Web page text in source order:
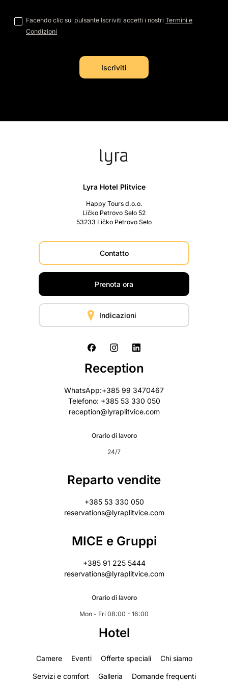
Facendo clic sul pulsante Iscriviti accetti i nostri Termini e
Condizioni
Lyra Hotel Plitvice
Happy Tours d.o.o.
Ličko Petrovo Selo 52
53233 Ličko Petrovo Selo
Contatto
Prenota ora
Indicazioni
Reception
WhatsApp:+385 99 3470467
Telefono: +385 53 330 050
reception@lyraplitvice.com
Orario di lavoro
24/7
Reparto vendite
+385 53 330 050
reservations@lyraplitvice.com
MICE e Gruppi
+385 91 225 5444
reservations@lyraplitvice.com
Orario di lavoro
Mon - Fri 08:00 - 16:00
Hotel
Camere Eventi Offerte speciali Chi siamo
Servizi e comfort Galleria Domande frequenti